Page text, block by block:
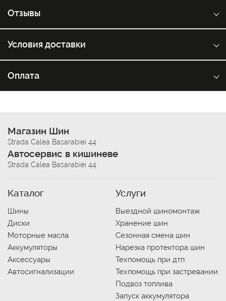
Отзывы
Условия доставки
Оплата
Магазин Шин
Strada Calea Basarabiei 44
Автосервис в кишиневе
Strada Calea Basarabiei 44
Каталог
Шины
Диски
Моторные масла
Аккумуляторы
Аксессуары
Автосигнализации
Услуги
Выездной шиномонтаж
Хранение шин
Сезонная смена шин
Нарезка протектора шин
Техпомощь при дтп
Техпомощь при застревании
Подвоз топлива
Запуск аккумулятора